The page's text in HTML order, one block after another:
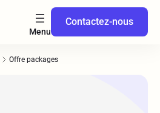
Contactez-nous
Offre packages